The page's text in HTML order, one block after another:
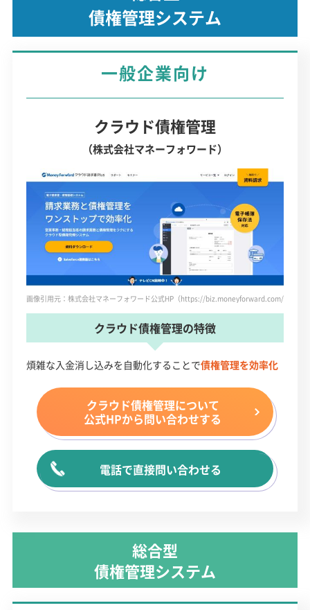
債権管理システム
一般企業向け
クラウド債権管理
（株式会社マネーフォワード）
画像引用元：株式会社マネーフォワード公式HP（https://biz.moneyforward.com/
クラウド債権管理の特徴
煩雑な入金消し込みを自動化することで債権管理を効率化
クラウド債権管理について
公式HPから問い合わせする
電話で直接問い合わせる
総合型
債権管理システム